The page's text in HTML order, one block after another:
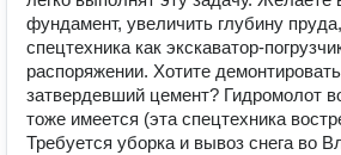
фундамент, увеличить глубину
спецтехника как экскаватор-
распоряжении. Хотите
затвердевший цемент? Гидромолот
тоже имеется (эта спецтехника
Требуется уборка и вывоз снега во